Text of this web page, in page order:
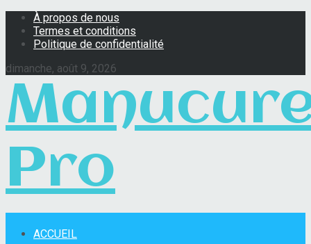
À propos de nous
Termes et conditions
Politique de confidentialité
dimanche, août 9, 2026
Pro
ACCUEIL